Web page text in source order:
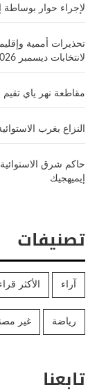
لإجراء حوار بوساطة
تحذيرات أممية
لانتخابات ديسمبر 2026
مقاطعة نهر ياي
النزاع بغرب
حاكم شرق الاستوائية
إيميهجيك
تصنيفات
آراء الأكثر
رياضة غير
تابعنا